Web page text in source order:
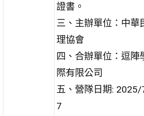
證書。
三、主辦單位：中華
理協會
四、合辦單位：逗陣
際有限公司
五、營隊日期:
7